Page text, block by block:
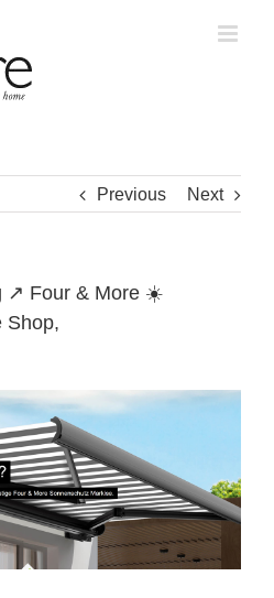
Previous Next
↗️ Four & More ☀️
Shop,